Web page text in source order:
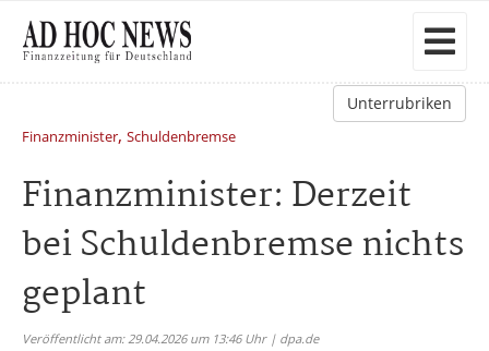
Unterrubriken
Finanzminister, Schuldenbremse
Finanzminister: Derzeit
bei Schuldenbremse nichts
geplant
Veröffentlicht am: 29.04.2026 um 13:46 Uhr | dpa.de